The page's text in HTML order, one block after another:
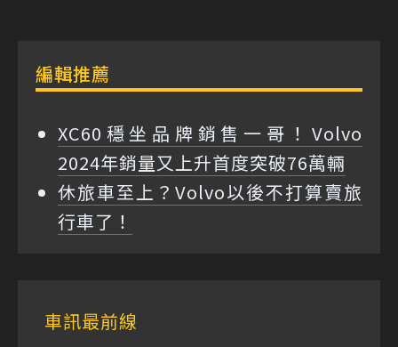
編輯推薦
XC60穩坐品牌銷售一哥！Volvo
2024年銷量又上升首度突破76萬輛
休旅車至上？Volvo以後不打算賣旅
行車了！
車訊最前線